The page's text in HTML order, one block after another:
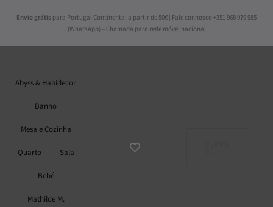
Envio grátis para Portugal Continental a partir de 50€ | Fale connosco +351 968 079 985
(WhatsApp) – Chamada para rede móvel nacional
Abyss & Habidecor
Banho
Mesa e Cozinha
Quarto Sala
Bebé
Mathilde M.